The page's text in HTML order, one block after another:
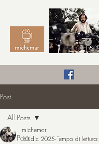
Post
All Posts
All Posts
michemar
10 dic 2025 Tempo di